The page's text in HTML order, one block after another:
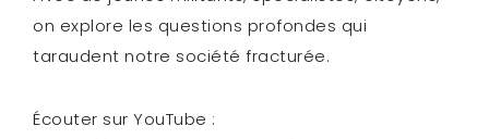
on explore les questions profondes qui
taraudent notre société fracturée.
Écouter sur YouTube :